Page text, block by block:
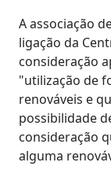
A associação
ligação da
consideração
"utilização de
renováveis e
possibilidade
consideração
alguma